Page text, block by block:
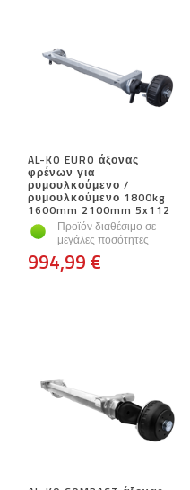
AL-KO EURO άξονας
φρένων για
ρυμουλκούμενο /
ρυμουλκούμενο 1800kg
1600mm 2100mm 5x112
Προϊόν διαθέσιμο σε
μεγάλες ποσότητες
994,99 €